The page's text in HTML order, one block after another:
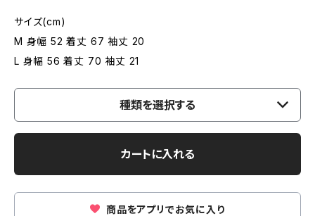
サイズ(cm)
M 身幅 52 着丈 67 袖丈 20
L 身幅 56 着丈 70 袖丈 21
種類を選択する
カートに入れる
商品をアプリでお気に入り